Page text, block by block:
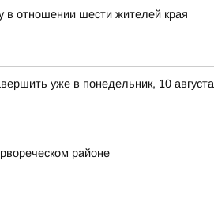
в отношении шести жителей края
уже в понедельник, 10 августа
районе